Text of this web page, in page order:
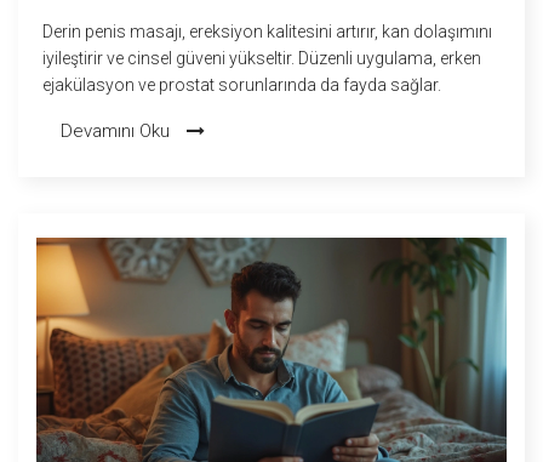
Derin penis masajı, ereksiyon kalitesini artırır, kan dolaşımını
iyileştirir ve cinsel güveni yükseltir. Düzenli uygulama, erken
ejakülasyon ve prostat sorunlarında da fayda sağlar.
Devamını Oku